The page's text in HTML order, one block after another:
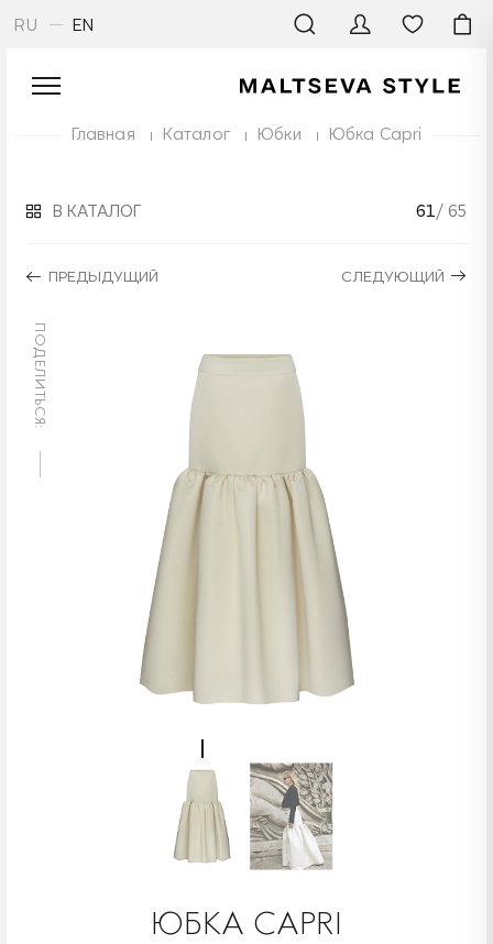
RU EN
Главная Каталог Юбки Юбка Capri
В КАТАЛОГ
ПРЕДЫДУЩИЙ
61/ 65
СЛЕДУЮЩИЙ
ПОДЕЛИТЬСЯ:
ЮБКА CAPRI